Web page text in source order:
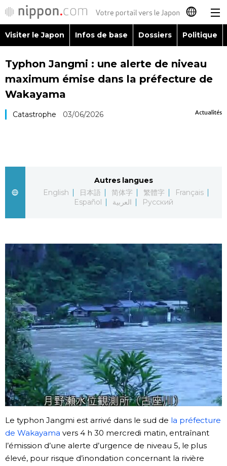
日本語
English
Русский
Visiter le Japon
Société
Culture
Gastronomie
Le japonais
En plus
Données
Personnages
official SNS
Visiter le Japon Infos de base Dossiers Politique
Typhon Jangmi : une alerte de niveau
maximum émise dans la préfecture de
Wakayama
Actualités
Catastrophe 03/06/2026
Autres langues
English
日本語 简体字 繁體字
Français
Español
العربية Русский
Le typhon Jangmi est arrivé dans le sud de la préfecture
de Wakayama vers 4 h 30 mercredi matin, entraînant
l’émission d’une alerte d’urgence de niveau 5, le plus
élevé, pour risque d’inondation concernant la rivière